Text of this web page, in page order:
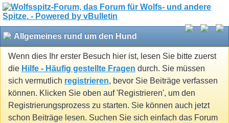
Allgemeines rund um den Hund
Wenn dies Ihr erster Besuch hier ist, lesen Sie bitte zuerst
die Hilfe - Häufig gestellte Fragen durch. Sie müssen
sich vermutlich registrieren, bevor Sie Beiträge verfassen
können. Klicken Sie oben auf 'Registrieren', um den
Registrierungsprozess zu starten. Sie können auch jetzt
schon Beiträge lesen. Suchen Sie sich einfach das Forum